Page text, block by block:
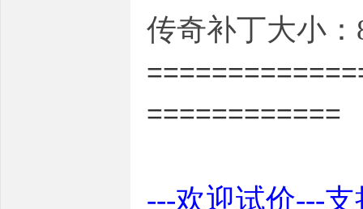
传奇补丁大小：
============
---欢迎试价---